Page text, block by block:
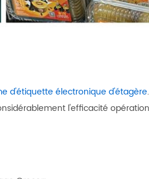
d'étiquette électronique d'étagère
l'efficacité